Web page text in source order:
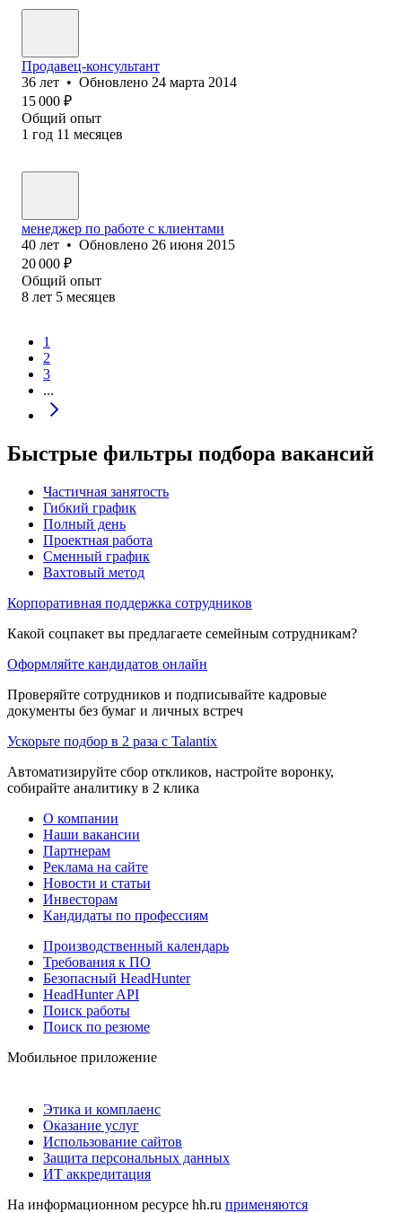
Продавец-консультант
36 лет • Обновлено 24 марта 2014
15 000 ₽
Общий опыт
1 год 11 месяцев
менеджер по работе с клиентами
40 лет • Обновлено 26 июня 2015
20 000 ₽
Общий опыт
8 лет 5 месяцев
1
2
3
...
Быстрые фильтры подбора вакансий
Частичная занятость
Гибкий график
Полный день
Проектная работа
Сменный график
Вахтовый метод
Корпоративная поддержка сотрудников
Какой соцпакет вы предлагаете семейным сотрудникам?
Оформляйте кандидатов онлайн
Проверяйте сотрудников и подписывайте кадровые
документы без бумаг и личных встреч
Ускорьте подбор в 2 раза с Talantix
Автоматизируйте сбор откликов, настройте воронку,
собирайте аналитику в 2 клика
О компании
Наши вакансии
Партнерам
Реклама на сайте
Новости и статьи
Инвесторам
Кандидаты по профессиям
Производственный календарь
Требования к ПО
Безопасный HeadHunter
HeadHunter API
Поиск работы
Поиск по резюме
Мобильное приложение
Этика и комплаенс
Оказание услуг
Использование сайтов
Защита персональных данных
ИТ аккредитация
На информационном ресурсе hh.ru применяются